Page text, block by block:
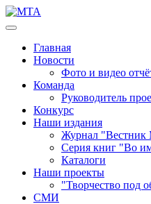
Главная
Новости
Фото и видео
Команда
Руководитель
Конкурс
Наши издания
Журнал
Серия книг "Во
Каталоги
Наши проекты
"Творчество под
СМИ